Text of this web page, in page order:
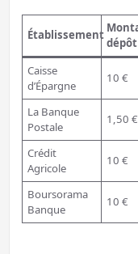
Établissement
Caisse
d’Épargne
10 €
La Banque
Postale
1,50 €
Crédit
Agricole
10 €
Boursorama
Banque
10 €